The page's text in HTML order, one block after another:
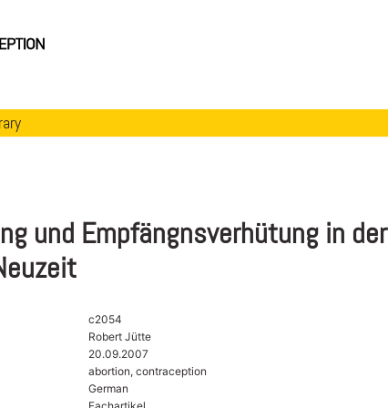
und Empfängnsverhütung in der
c2054
Robert Jütte
20.09.2007
abortion, contraception
German
Fachartikel